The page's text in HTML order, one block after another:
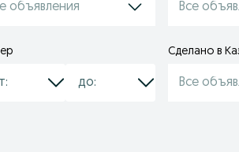
объявления Все
Сделано в
Все